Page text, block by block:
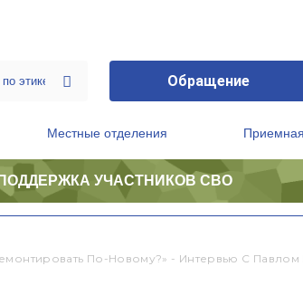
Обращение
Местные отделения Приемная
ПОДДЕРЖКА УЧАСТНИКОВ СВО
По-Новому?» - Интервью С Павлом